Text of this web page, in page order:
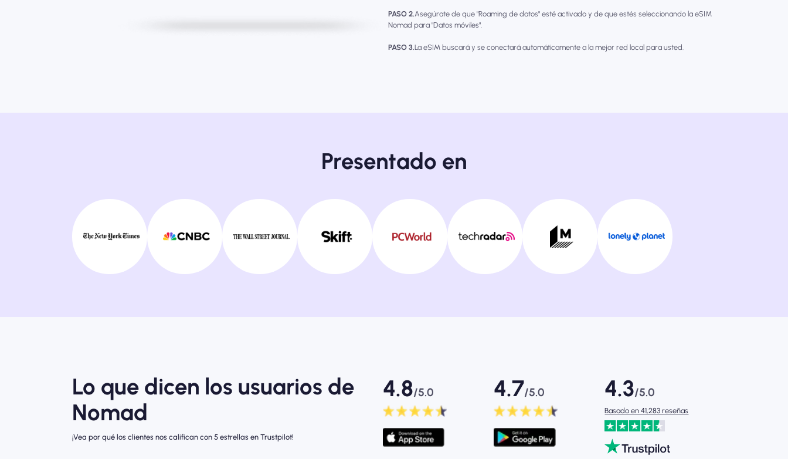
PASO 2.Asegúrate de que "Roaming de datos" esté activado y de que estés seleccionando la eSIM
Nomad para "Datos móviles".
PASO 3.La eSIM buscará y se conectará automáticamente a la mejor red local para usted.
Presentado en
Lo que dicen los usuarios de
Nomad
¡Vea por qué los clientes nos califican con 5 estrellas en Trustpilot!
4.8/5.0 4.7/5.0 4.3/5.0
Basado en 41,283 reseñas